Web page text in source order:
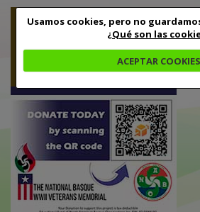
Usamos cookies, pero no
¿Qué son las
ACEPTAR COOKIES